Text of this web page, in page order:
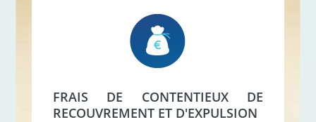
FRAIS DE CONTENTIEUX DE
RECOUVREMENT ET D'EXPULSION